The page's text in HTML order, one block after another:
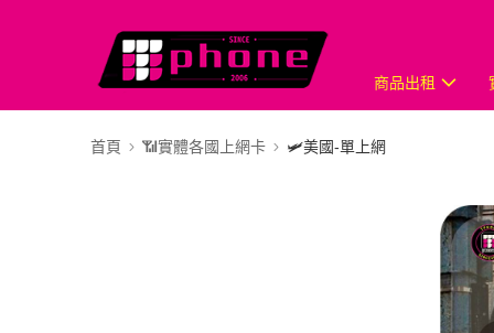
商品出租
首頁 📶實體各國上網卡 🛩️美國-單上網